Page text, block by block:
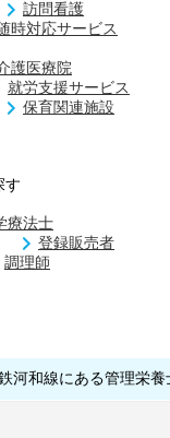
訪問看護
時対応サービス
護医療院
就労支援サービス
保育関連施設
す
療法士
登録販売者
調理師
河和線にある管理栄